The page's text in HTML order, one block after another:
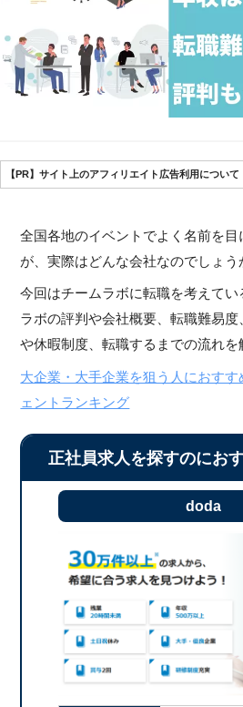
【PR】サイト上のアフィリエイト広告利用について
全国各地のイベントでよく名前を
が、実際はどんな会社なのでしょう
今回はチームラボに転職を考えて
ラボの評判や会社概要、転職難易
や休暇制度、転職するまでの流れを
大企業・大手企業を狙う人におす
ェントランキング
正社員求人を探すのにお
doda